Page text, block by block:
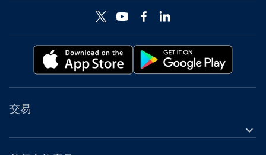
交易
expand_more
差價合約金融工具